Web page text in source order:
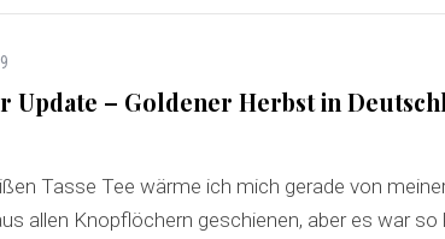
Update – Goldener Herbst in
Tasse Tee wärme ich mich gerade von
allen Knopflöchern geschienen, aber es war